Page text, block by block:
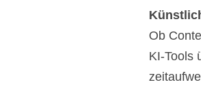
Ob
KI-Tools